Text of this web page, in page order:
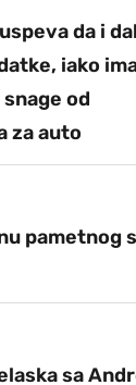
da i
iako
od
za auto
pametnog
sa